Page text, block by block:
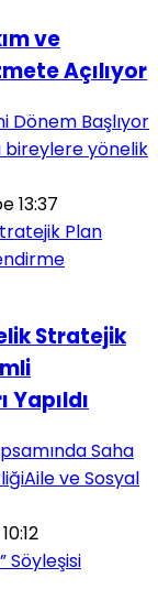
ve
Açılıyor
Dönem Başlıyor
bireylere yönelik
13:37
Stratejik
Saha
ve Sosyal